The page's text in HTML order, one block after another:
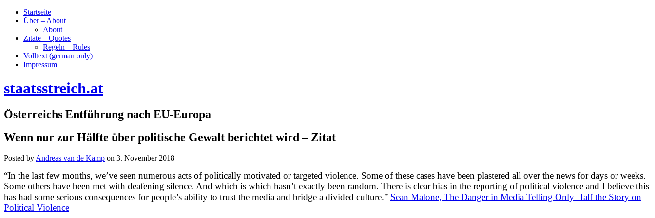
Startseite
Über – About
About
Zitate – Quotes
Regeln – Rules
Volltext (german only)
Impressum
staatsstreich.at
Österreichs Entführung nach EU-Europa
Wenn nur zur Hälfte über politische Gewalt berichtet wird – Zitat
Posted by Andreas van de Kamp on 3. November 2018
“In the last few months, we’ve seen numerous acts of politically motivated or targeted violence. Some of these cases have been plastered all over the news for days or weeks.
Some others have been met with deafening silence. And which is which hasn’t exactly been random. There is clear bias in the reporting of political violence and I believe this
has had some serious consequences for people’s ability to trust the media and bridge a divided culture.” Sean Malone, The Danger in Media Telling Only Half the Story on
Political Violence